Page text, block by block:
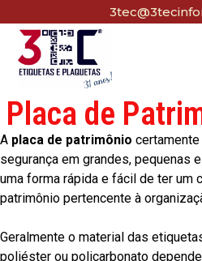
Placa de
A placa de patrimônio
segurança em grandes, pequenas
uma forma rápida e fácil de ter um
patrimônio pertencente à
Geralmente o material das
poliéster ou policarbonato